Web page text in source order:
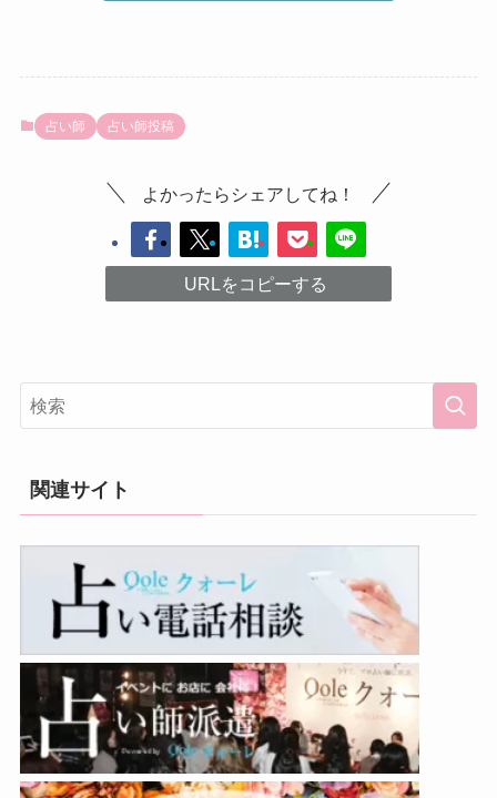
占い師 占い師投稿
よかったらシェアしてね！
URLをコピーする
関連サイト